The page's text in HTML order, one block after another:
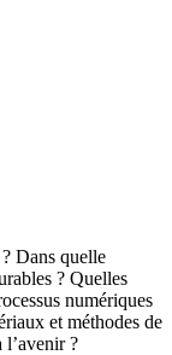
Dans quelle
? Quelles
numériques
et méthodes de
l’avenir ?